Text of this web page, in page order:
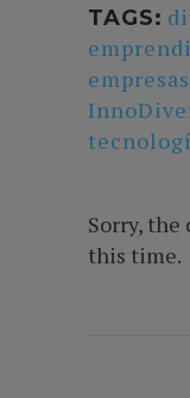
TAGS:
empresas
Sorry,
this time.